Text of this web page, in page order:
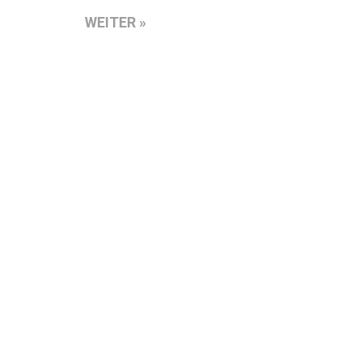
Arbeitsschutz :WEITER »